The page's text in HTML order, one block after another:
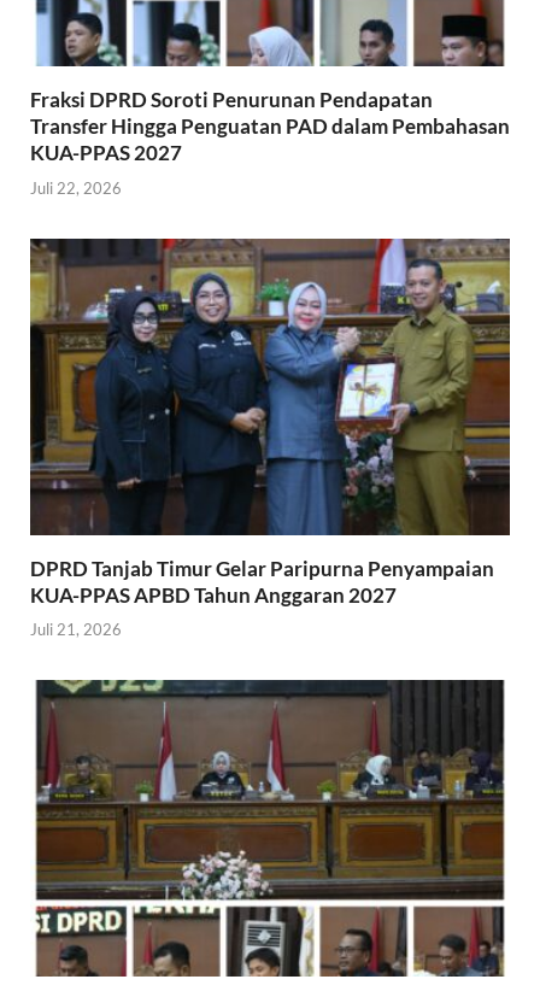
Fraksi DPRD Soroti Penurunan Pendapatan
Transfer Hingga Penguatan PAD dalam Pembahasan
KUA-PPAS 2027
Juli 22, 2026
DPRD Tanjab Timur Gelar Paripurna Penyampaian
KUA-PPAS APBD Tahun Anggaran 2027
Juli 21, 2026